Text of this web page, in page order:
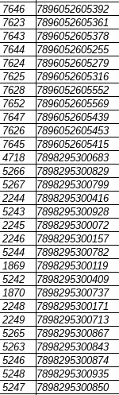
7646
7896052605392
7623
7896052605361
7643
7896052605378
7644
7896052605255
7624
7896052605279
7625
7896052605316
7628
7896052605552
7652
7896052605569
7647
7896052605439
7626
7896052605453
7645
7896052605415
4718
7898295300683
5266
7898295300829
5267
7898295300799
2244
7898295300416
5243
7898295300928
2245
7898295300072
2246
7898295300157
5244
7898295300782
1869
7898295300119
5242
7898295300409
1870
7898295300737
2248
7898295300171
2249
7898295300713
5265
7898295300867
5263
7898295300843
5246
7898295300874
5248
7898295300935
5247
7898295300850